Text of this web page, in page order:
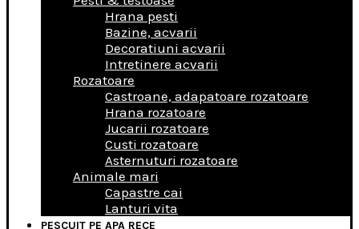
Hrana pesti
Bazine, acvarii
Decoratiuni acvarii
Intretinere acvarii
Rozatoare
Castroane, adapatoare rozatoare
Hrana rozatoare
Jucarii rozatoare
Custi rozatoare
Asternuturi rozatoare
Animale mari
Capastre cai
Lanturi vita
PESCUIT PE APA RECE